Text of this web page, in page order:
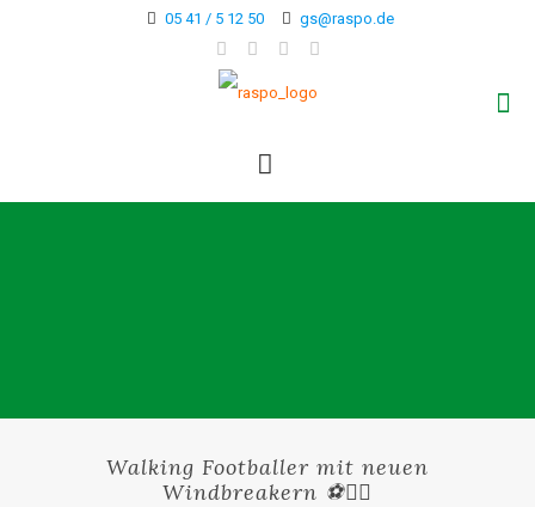
05 41 / 5 12 50 gs@raspo.de
Walking Footballer mit neuen
Windbreakern ⚽🚶‍♂️